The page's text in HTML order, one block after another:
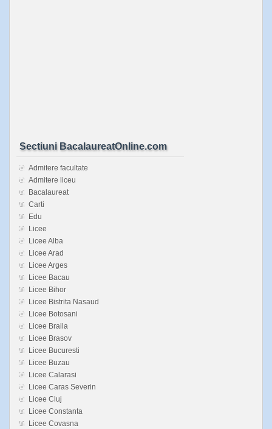
Sectiuni BacalaureatOnline.com
Admitere facultate
Admitere liceu
Bacalaureat
Carti
Edu
Licee
Licee Alba
Licee Arad
Licee Arges
Licee Bacau
Licee Bihor
Licee Bistrita Nasaud
Licee Botosani
Licee Braila
Licee Brasov
Licee Bucuresti
Licee Buzau
Licee Calarasi
Licee Caras Severin
Licee Cluj
Licee Constanta
Licee Covasna